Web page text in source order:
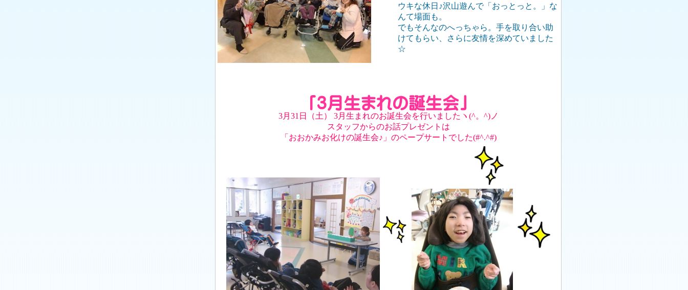
ウキな休日♪沢山遊んで「おっとっと。」な
んて場面も。
でもそんなのへっちゃら。手を取り合い助
けてもらい、さらに友情を深めていました
☆
3月31日（土） 3月生まれのお誕生会を行いましたヽ(^。^)ノ
スタッフからのお話プレゼントは
「おおかみお化けの誕生会♪」のペープサートでした(#^.^#)